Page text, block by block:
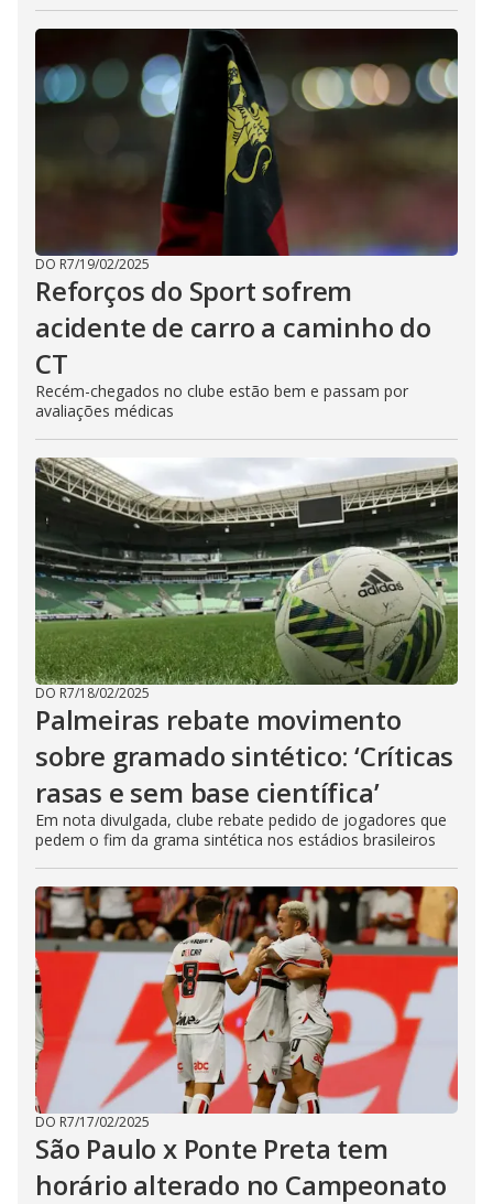
DO R7/19/02/2025
Reforços do Sport sofrem
acidente de carro a caminho do
CT
Recém-chegados no clube estão bem e passam por
avaliações médicas
DO R7/18/02/2025
Palmeiras rebate movimento
sobre gramado sintético: ‘Críticas
rasas e sem base científica’
Em nota divulgada, clube rebate pedido de jogadores que
pedem o fim da grama sintética nos estádios brasileiros
DO R7/17/02/2025
São Paulo x Ponte Preta tem
horário alterado no Campeonato